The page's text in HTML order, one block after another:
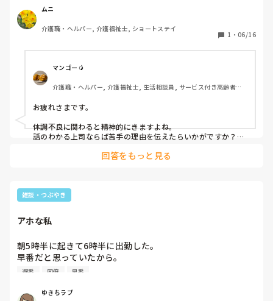
あります。
病院では原因が分かってるなら、配置転換してもらうとか、
しっかり休養とるかしていくしかないねと言われました。
上司にも相談してますが、体調不良の原因になっている人が
誰なのかは教えてないです。申し訳ないから。
でも、伝えた方が良いのでしょうか？
ムニ
介護職・ヘルパー, 介護福祉士, ショートステイ
1 ・ 06/16
マンゴー🥭
介護職・ヘルパー, 介護福祉士, 生活相談員, サービス付き高齢者向
務, 送迎ドライバー, 初任者研修, 実務者研修
お疲れさまです。
体調不良に関わると精神的にきますよね。
話のわかる上司ならば苦手の理由を伝えたらいかがですか？
黙々と仕事します。
回答をもっと見る
雑談・つぶやき
アホな私
朝5時半に起きて6時半に出勤した。
早番だと思っていたから。
『今日早番だっけ？』私『え？』
遅番 同僚 早番
ゆきちラブ